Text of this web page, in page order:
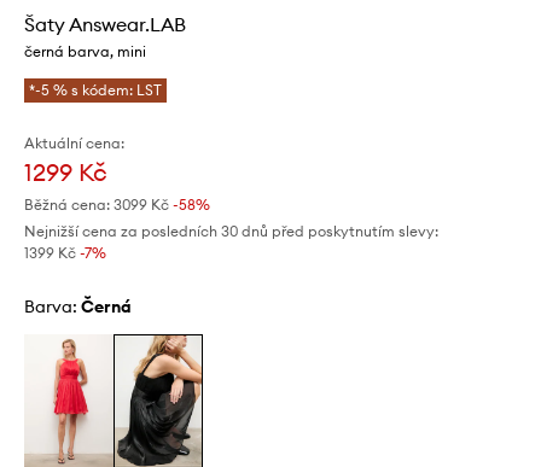
Šaty Answear.LAB
černá barva, mini
*-5 % s kódem: LST
Aktuální cena:
1299 Kč
Běžná cena: 3099 Kč -58%
Nejnižší cena za posledních 30 dnů před poskytnutím slevy:
1399 Kč -7%
Barva: černá